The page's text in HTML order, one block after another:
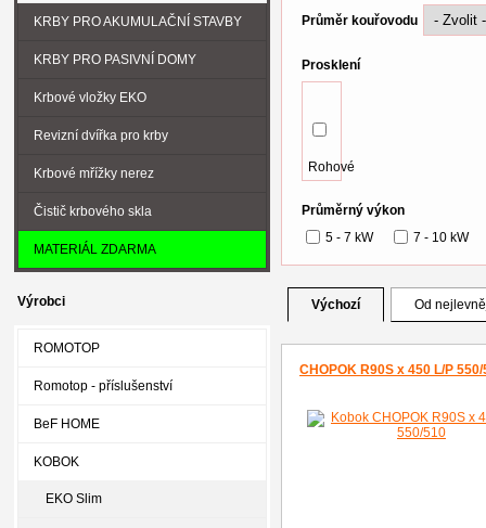
Průměr kouřovodu
Prosklení
Rohové
Průměrný výkon
5 - 7 kW
7 - 10 kW
Výchozí Od
CHOPOK R90S x 450 L/P 550/
KRBY PRO AKUMULAČNÍ STAVBY
KRBY PRO PASIVNÍ DOMY
Krbové vložky EKO
Revizní dvířka pro krby
Krbové mřížky nerez
Čistič krbového skla
MATERIÁL ZDARMA
Výrobci
ROMOTOP
Romotop - příslušenství
BeF HOME
KOBOK
EKO Slim